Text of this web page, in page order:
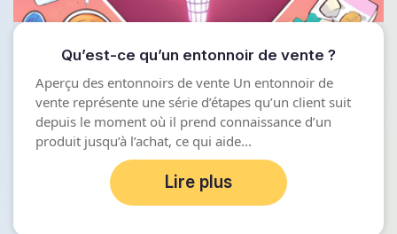
Qu’est-ce qu’un entonnoir de vente ?
Aperçu des entonnoirs de vente Un entonnoir de
vente représente une série d’étapes qu’un client suit
depuis le moment où il prend connaissance d’un
produit jusqu’à l’achat, ce qui aide...
Lire plus